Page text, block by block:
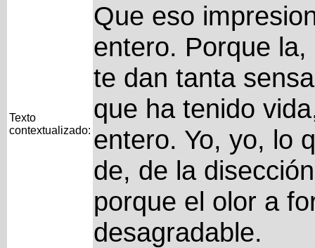
Texto
contextualizado:
Que eso
entero. Porque
te dan tanta
que ha tenido
entero. Yo, yo, lo
de, de la
porque el olor a
desagradable.